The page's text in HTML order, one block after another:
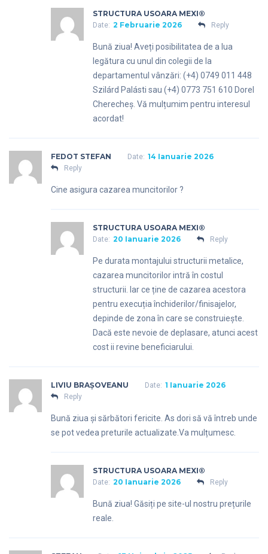
STRUCTURA USOARA MEXI®
Date: 2 Februarie 2026 Reply
Bună ziua! Aveți posibilitatea de a lua
legătura cu unul din colegii de la
departamentul vânzări: (+4) 0749 011 448
Szilárd Palásti sau (+4) 0773 751 610 Dorel
Cherecheș. Vă mulțumim pentru interesul
acordat!
FEDOT STEFAN Date: 14 Ianuarie 2026
Reply
Cine asigura cazarea muncitorilor ?
STRUCTURA USOARA MEXI®
Date: 20 Ianuarie 2026 Reply
Pe durata montajului structurii metalice,
cazarea muncitorilor intră în costul
structurii. Iar ce ține de cazarea acestora
pentru execuția închiderilor/finisajelor,
depinde de zona în care se construiește.
Dacă este nevoie de deplasare, atunci acest
cost ii revine beneficiarului.
LIVIU BRAȘOVEANU Date: 1 Ianuarie 2026
Reply
Bună ziua și sărbători fericite. As dori să vă întreb unde
se pot vedea preturile actualizate.Va mulțumesc.
STRUCTURA USOARA MEXI®
Date: 20 Ianuarie 2026 Reply
Bună ziua! Găsiți pe site-ul nostru prețurile
reale.